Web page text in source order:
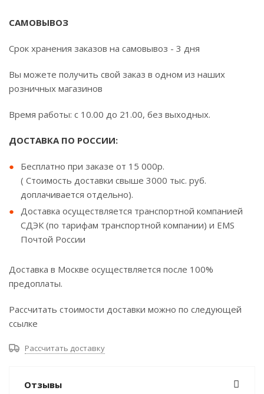
САМОВЫВОЗ
Срок хранения заказов на самовывоз - 3 дня
Вы можете получить свой заказ в одном из наших
розничных магазинов
Время работы: с 10.00 до 21.00, без выходных.
ДОСТАВКА ПО РОССИИ:
Бесплатно при заказе от 15 000р.
( Стоимость доставки свыше 3000 тыс. руб.
доплачивается отдельно).
Доставка осуществляется транспортной компанией
СДЭК (по тарифам транспортной компании) и EMS
Почтой России
Доставка в Москве осуществляется после 100%
предоплаты.
Рассчитать стоимости доставки можно по следующей
ссылке
Рассчитать доставку
Отзывы